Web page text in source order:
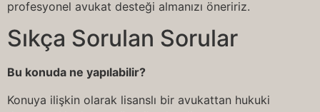
profesyonel avukat desteği almanızı öneririz.
Sıkça Sorulan Sorular
Bu konuda ne yapılabilir?
Konuya ilişkin olarak lisanslı bir avukattan hukuki